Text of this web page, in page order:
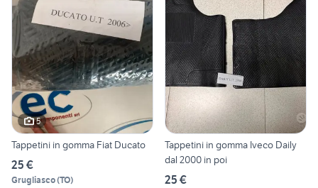
5
Tappetini in gomma Fiat Ducato
25 €
Grugliasco(TO)
Tappetini in gomma Iveco Daily
dal 2000 in poi
25 €